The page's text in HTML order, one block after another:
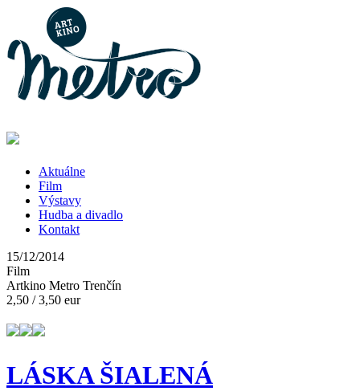
Aktuálne
Film
Výstavy
Hudba a divadlo
Kontakt
15/12/2014
Film
Artkino Metro Trenčín
2,50 / 3,50 eur
LÁSKA ŠIALENÁ